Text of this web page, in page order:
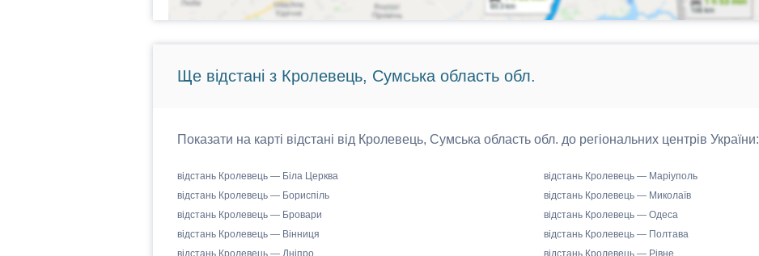
Ще відстані з Кролевець, Сумська область обл.
Показати на карті відстані від Кролевець, Сумська область обл. до регіональних центрів України:
відстань Кролевець — Біла Церква
відстань Кролевець — Бориспіль
відстань Кролевець — Бровари
відстань Кролевець — Вінниця
відстань Кролевець — Дніпро
відстань Кролевець — Маріуполь
відстань Кролевець — Миколаїв
відстань Кролевець — Одеса
відстань Кролевець — Полтава
відстань Кролевець — Рівне